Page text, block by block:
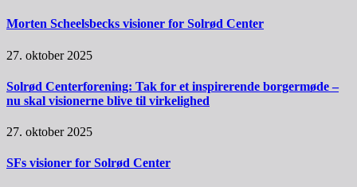
Morten Scheelsbecks visioner for Solrød Center
27. oktober 2025
Solrød Centerforening: Tak for et inspirerende borgermøde –
nu skal visionerne blive til virkelighed
27. oktober 2025
SFs visioner for Solrød Center